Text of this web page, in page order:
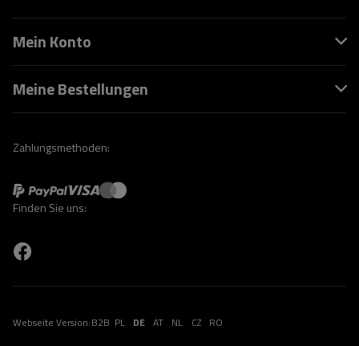
Mein Konto
Meine Bestellungen
Zahlungsmethoden:
Finden Sie uns:
Webseite Version:B2B PL DE AT NL CZ RO